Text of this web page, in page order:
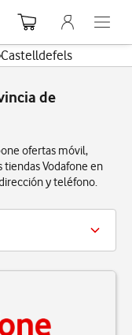
Menu
Abre el
Castelldefels
de
ofertas móvil,
Vodafone en
y teléfono.